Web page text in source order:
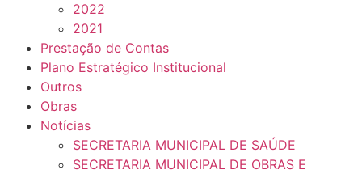
2022
2021
Prestação de Contas
Plano Estratégico Institucional
Outros
Obras
Notícias
SECRETARIA MUNICIPAL DE SAÚDE
SECRETARIA MUNICIPAL DE OBRAS E